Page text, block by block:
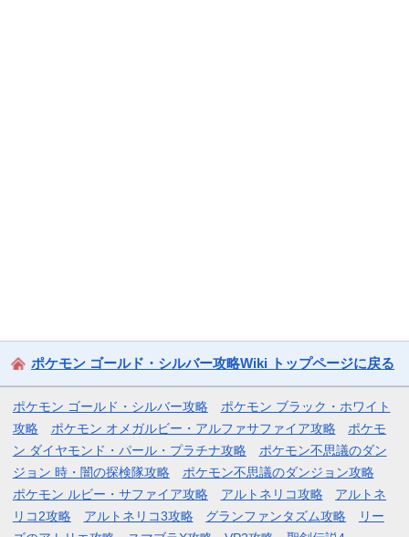
ポケモン ゴールド・シルバー攻略Wiki トップページに戻る
ポケモン ゴールド・シルバー攻略
ポケモン ブラック・ホワイト
攻略
ポケモン オメガルビー・アルファサファイア攻略
ポケモ
ン ダイヤモンド・パール・プラチナ攻略
ポケモン不思議のダン
ジョン 時・闇の探検隊攻略
ポケモン不思議のダンジョン攻略
ポケモン ルビー・サファイア攻略
アルトネリコ攻略
アルトネ
リコ2攻略
アルトネリコ3攻略 グランファンタズム攻略
リー